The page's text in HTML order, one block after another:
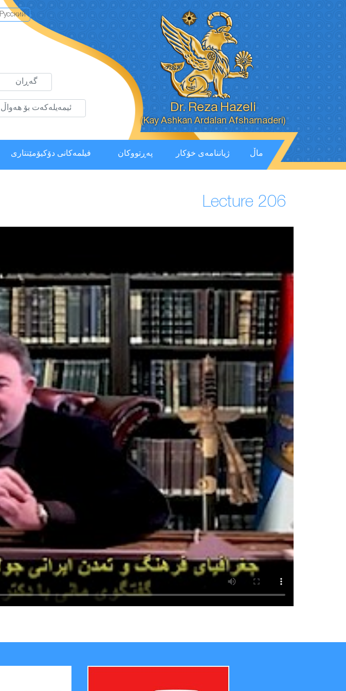
Dr. Reza Hazeli
(Kay Ashkan Ardalan Afsharnaderi)
Русский
ماڵ ژیاننامەی خۆکار پەڕتووكان فیلمەكانی دۆکیۆمێنتاری
Lecture 206